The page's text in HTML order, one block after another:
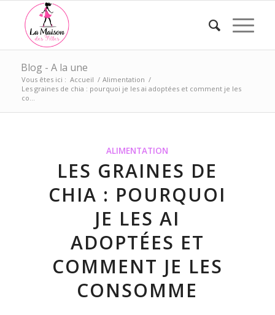
Blog - A la une
Vous êtes ici : Accueil / Alimentation /
Les graines de chia : pourquoi je les ai adoptées et comment je les
co...
ALIMENTATION
LES GRAINES DE
CHIA : POURQUOI
JE LES AI
ADOPTÉES ET
COMMENT JE LES
CONSOMME